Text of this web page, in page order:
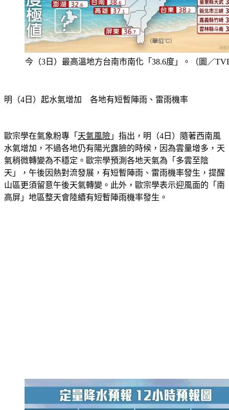
今（3日）最高溫地方台南市南化「38.6度」。（圖／
明（4日）起水氣增加　各地有短暫陣雨、雷雨機率
歐宗學在氣象粉專「 天氣風險 」指出，明（4日）隨著西南風
水氣增加，不過各地仍有陽光露臉的時候，因為雲量增多，天
氣稍微轉變為不穩定。歐宗學預測各地天氣為「多雲至陰
天」，午後因熱對流發展，有短暫陣雨、雷雨機率發生，提醒
山區更須留意午後天氣轉變。此外，歐宗學表示迎風面的「南
高屏」地區整天會陸續有短暫陣雨機率發生。